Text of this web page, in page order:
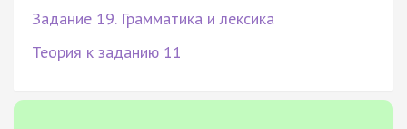
Задание 19. Грамматика и лексика
Теория к заданию 11